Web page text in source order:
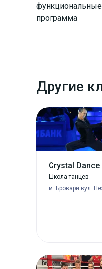
функциональные
программа
Другие
Crystal Danсe
Школа танцев
м. Бровари вул.